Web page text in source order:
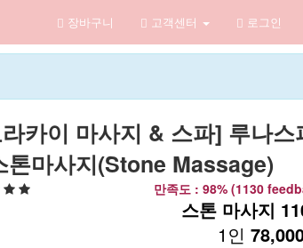
장바구니 고객센터 로그인
카이 마사지 & 스파] 루나스
톤마사지(Stone Massage)
만족도 : 98% (1130
스톤 마사지
1인